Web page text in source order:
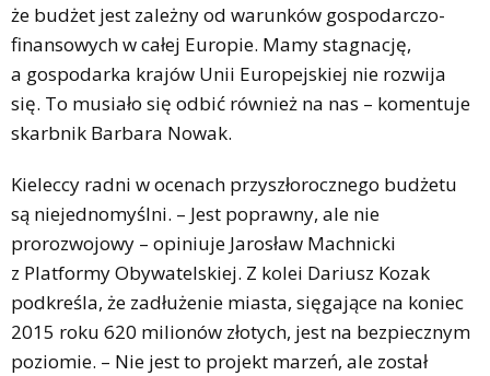
że budżet jest zależny od warunków gospodarczo-
finansowych w całej Europie. Mamy stagnację,
a gospodarka krajów Unii Europejskiej nie rozwija
się. To musiało się odbić również na nas – komentuje
skarbnik Barbara Nowak.
Kieleccy radni w ocenach przyszłorocznego budżetu
są niejednomyślni. – Jest poprawny, ale nie
prorozwojowy – opiniuje Jarosław Machnicki
z Platformy Obywatelskiej. Z kolei Dariusz Kozak
podkreśla, że zadłużenie miasta, sięgające na koniec
2015 roku 620 milionów złotych, jest na bezpiecznym
poziomie. – Nie jest to projekt marzeń, ale został